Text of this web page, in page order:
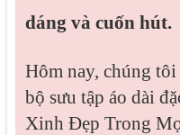
dáng và cuốn hút.
Hôm nay, chúng tôi
bộ sưu tập áo dài
Xinh Đẹp Trong